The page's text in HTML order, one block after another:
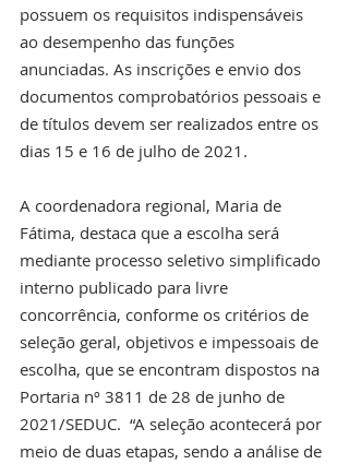
possuem os requisitos indispensáveis
ao desempenho das funções
anunciadas. As inscrições e envio dos
documentos comprobatórios pessoais e
de títulos devem ser realizados entre os
dias 15 e 16 de julho de 2021.
A coordenadora regional, Maria de
Fátima, destaca que a escolha será
mediante processo seletivo simplificado
interno publicado para livre
concorrência, conforme os critérios de
seleção geral, objetivos e impessoais de
escolha, que se encontram dispostos na
Portaria nº 3811 de 28 de junho de
2021/SEDUC.  “A seleção acontecerá por
meio de duas etapas, sendo a análise de